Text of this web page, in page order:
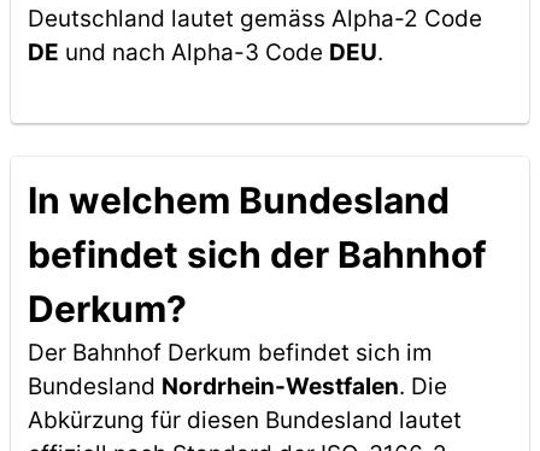
Deutschland lautet gemäss Alpha-2 Code
DE und nach Alpha-3 Code DEU.
In welchem Bundesland
befindet sich der Bahnhof
Derkum?
Der Bahnhof Derkum befindet sich im
Bundesland Nordrhein-Westfalen. Die
Abkürzung für diesen Bundesland lautet